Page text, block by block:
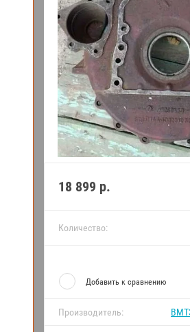
18 899 р.
Количество:
Добавить к сравнению
Производитель: